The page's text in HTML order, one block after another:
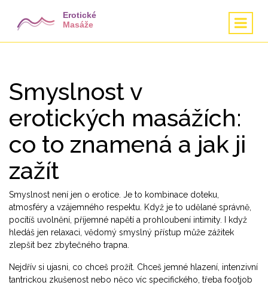
Smyslnost v
erotických masážích:
co to znamená a jak ji
zažít
Smyslnost není jen o erotice. Je to kombinace doteku,
atmosféry a vzájemného respektu. Když je to udělané správně,
pocítíš uvolnění, příjemné napětí a prohloubení intimity. I když
hledáš jen relaxaci, vědomý smyslný přístup může zážitek
zlepšit bez zbytečného trapna.
Nejdřív si ujasni, co chceš prožít. Chceš jemné hlazení, intenzivní
tantrickou zkušenost nebo něco víc specifického, třeba footjob